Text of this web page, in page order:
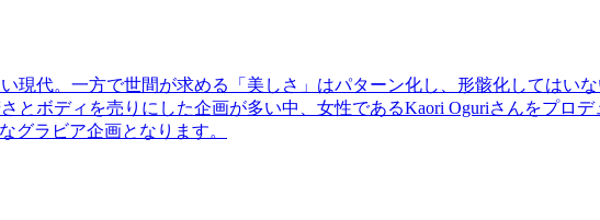
現代。一方で世間が求める「美しさ」はパターン化し、形骸化してはい
とボディを売りにした企画が多い中、女性であるKaori Oguriさんをプロ
グラビア企画となります。